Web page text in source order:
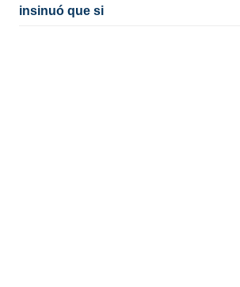
insinuó que si